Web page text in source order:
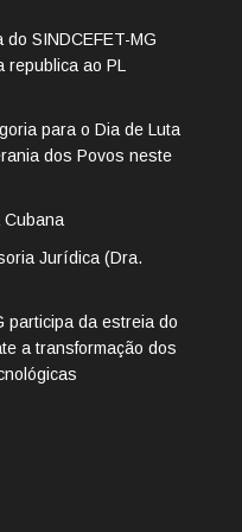
SINDCEFET-MG
republica ao PL
para o Dia de Luta
dos Povos neste
Cubana
Jurídica (Dra.
participa da estreia do
a transformação dos